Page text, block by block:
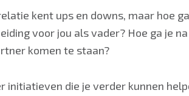
kent ups en downs, maar hoe
voor jou als vader? Hoe ga je
komen te staan?
initiatieven die je verder kunnen